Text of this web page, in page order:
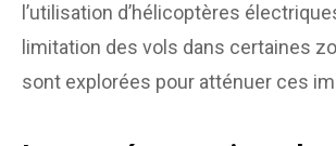
l’utilisation d’hélicoptères
limitation des vols dans certaines
sont explorées pour atténuer ces